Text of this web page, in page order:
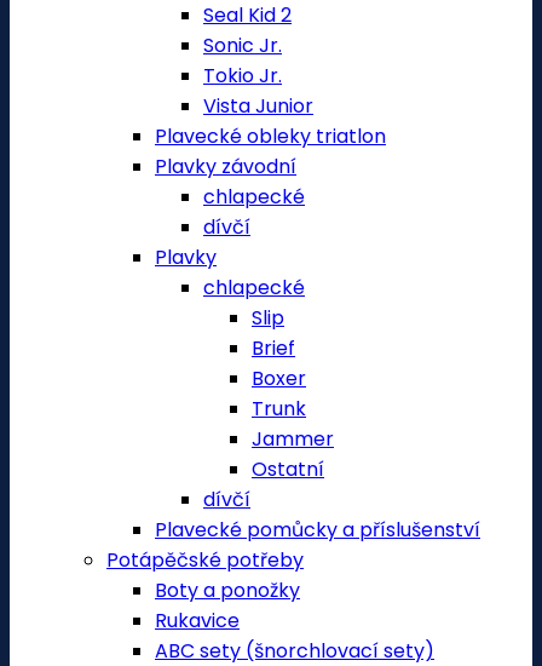
Seal Kid 2
Sonic Jr.
Tokio Jr.
Vista Junior
Plavecké obleky triatlon
Plavky závodní
chlapecké
dívčí
Plavky
chlapecké
Slip
Brief
Boxer
Trunk
Jammer
Ostatní
dívčí
Plavecké pomůcky a příslušenství
Potápěčské potřeby
Boty a ponožky
Rukavice
ABC sety (šnorchlovací sety)